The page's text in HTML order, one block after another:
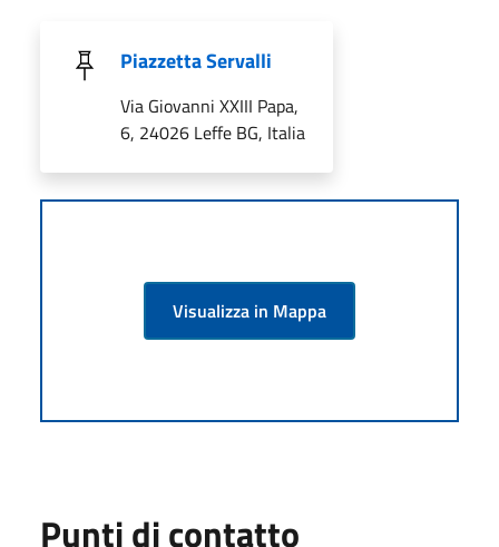
Piazzetta Servalli
Via Giovanni XXIII Papa,
6, 24026 Leffe BG, Italia
Visualizza in Mappa
Punti di contatto